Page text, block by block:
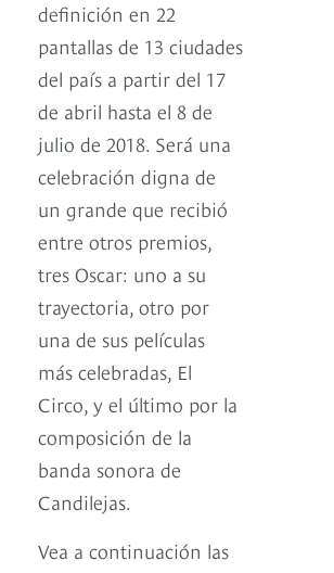
definición en 22
pantallas de 13 ciudades
del país a partir del 17
de abril hasta el 8 de
julio de 2018. Será una
celebración digna de
un grande que recibió
entre otros premios,
tres Oscar: uno a su
trayectoria, otro por
una de sus películas
más celebradas, El
Circo, y el último por la
composición de la
banda sonora de
Candilejas.
Vea a continuación las